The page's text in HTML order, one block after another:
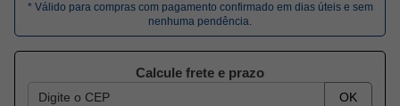
* Válido para compras com pagamento confirmado em dias úteis e sem
nenhuma pendência.
Calcule frete e prazo
OK